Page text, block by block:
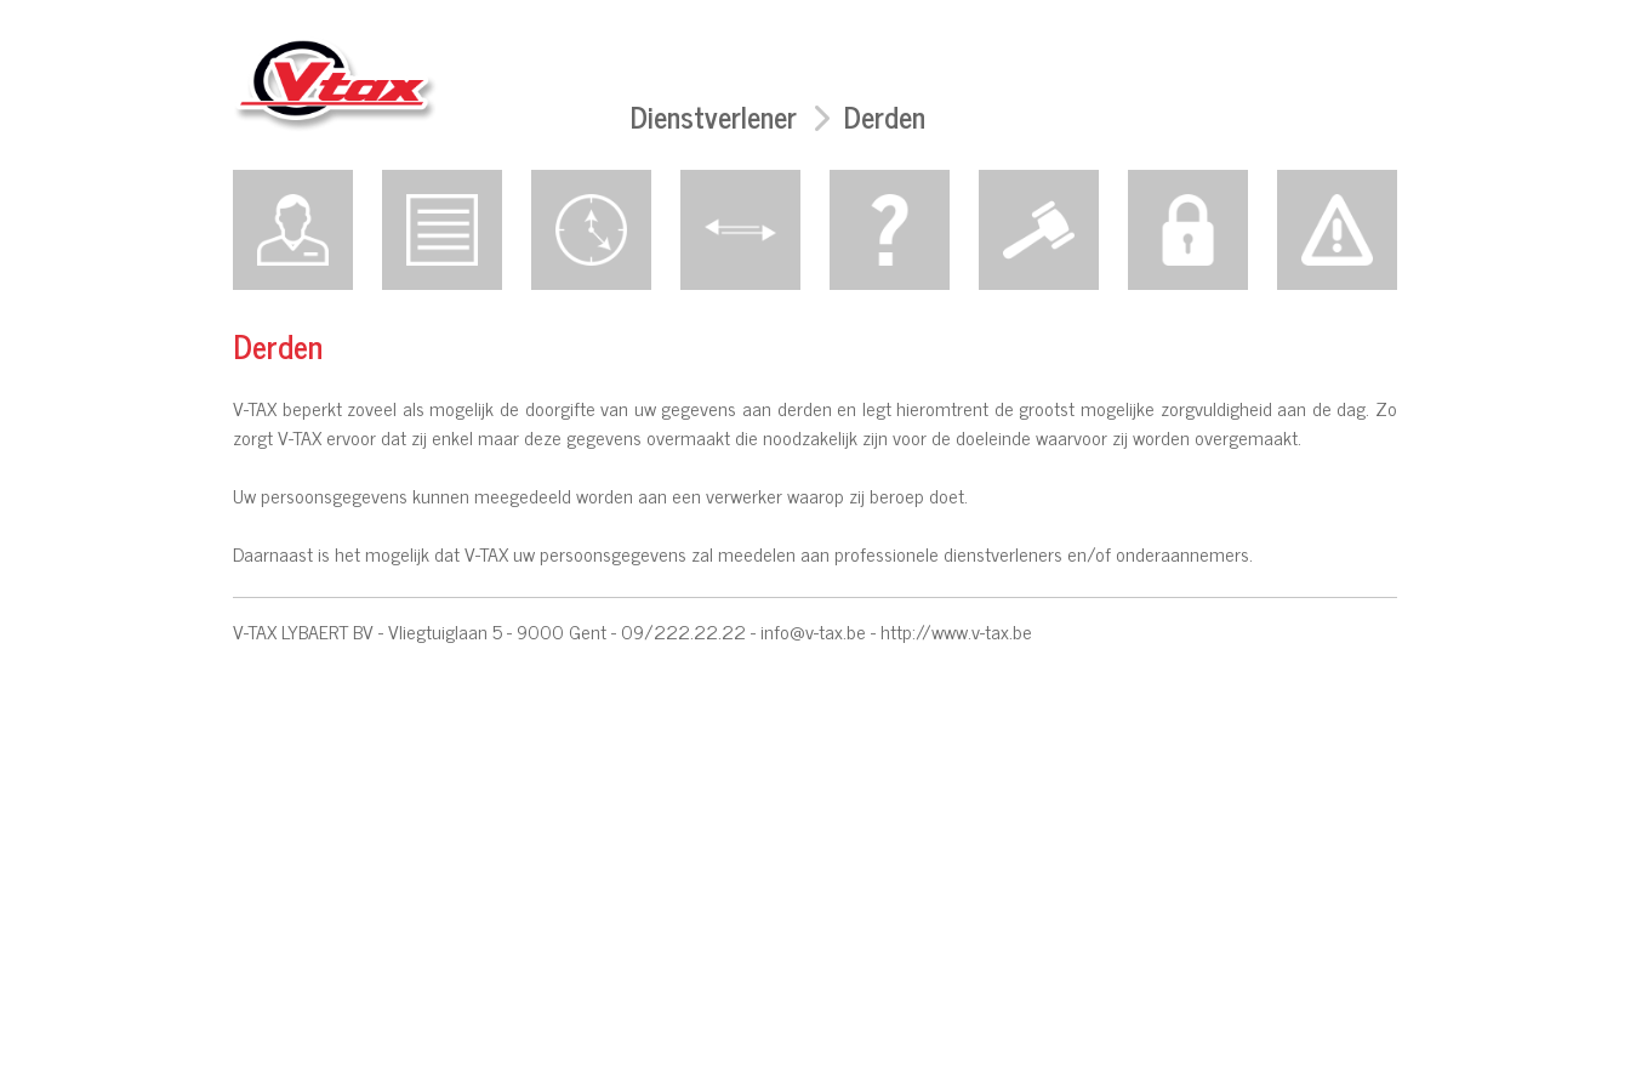
Dienstverlener Derden
Derden
V-TAX beperkt zoveel als mogelijk de doorgifte van uw gegevens aan derden en legt hieromtrent de grootst mogelijke zorgvuldigheid aan de dag. Zo
zorgt V-TAX ervoor dat zij enkel maar deze gegevens overmaakt die noodzakelijk zijn voor de doeleinde waarvoor zij worden overgemaakt.
Uw persoonsgegevens kunnen meegedeeld worden aan een verwerker waarop zij beroep doet.
Daarnaast is het mogelijk dat V-TAX uw persoonsgegevens zal meedelen aan professionele dienstverleners en/of onderaannemers.
V-TAX LYBAERT BV - Vliegtuiglaan 5 - 9000 Gent - 09/222.22.22 -info@v-tax.be-http://www.v-tax.be